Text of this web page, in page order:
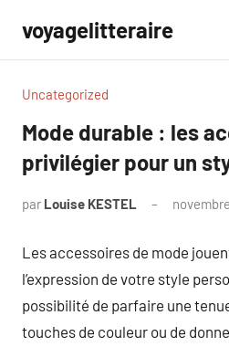
contenu
voyagelitteraire
Uncategorized
Mode durable : les
privilégier pour un
par Louise KESTEL
Les accessoires de mode
l’expression de votre style
possibilité de parfaire une
touches de couleur ou de